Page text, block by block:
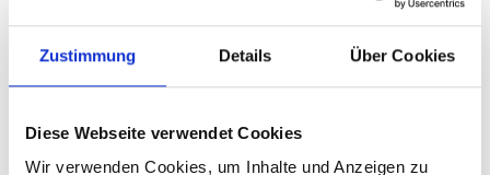
Zustimmung Details Über Cookies
Diese Webseite verwendet Cookies
Wir verwenden Cookies, um Inhalte und Anzeigen zu